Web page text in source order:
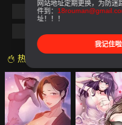
第33話 第34話
热门漫画
网站地址定期更换，为防迷
件到：
址！！！
我记住啦